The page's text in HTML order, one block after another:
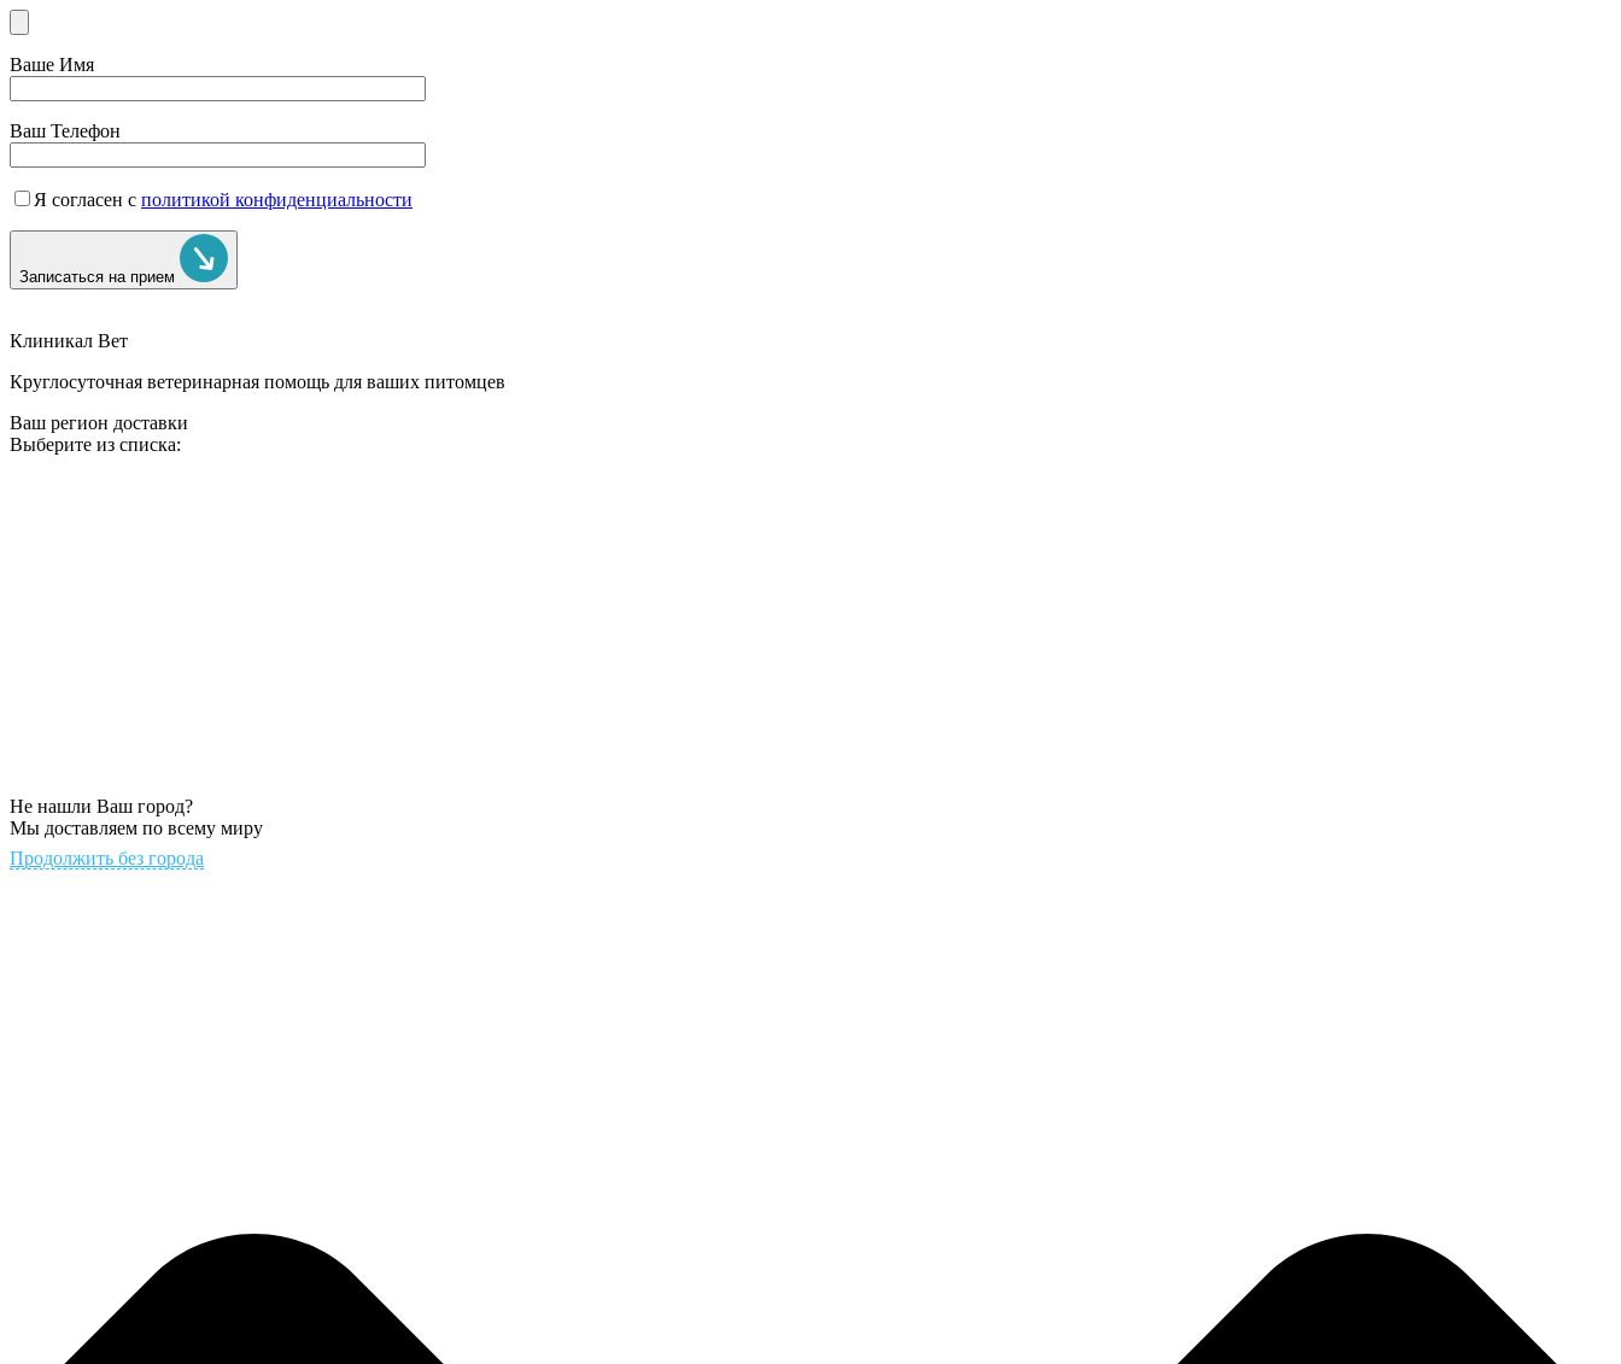
Ваше Имя
Ваш Телефон
Я согласен с политикой конфиденциальности
Записаться на прием
Клиникал Вет
Круглосуточная ветеринарная помощь для ваших питомцев
Ваш регион доставки
Выберите из списка:
Не нашли Ваш город?
Мы доставляем по всему миру
Продолжить без города